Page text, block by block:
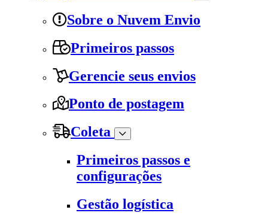
Sobre o Nuvem Envio
Primeiros passos
Gerencie seus envios
Ponto de postagem
Coleta
Primeiros passos e
configurações
Gestão logística